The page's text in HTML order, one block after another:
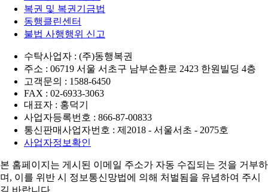
복권 및 복권기금법
동행클린센터
불법 사행행위 신고
수탁사업자 : (주)동행복권
주소 : 06719 서울 서초구 남부순환로 2423 한원빌딩 4층
고객문의 : 1588-6450
FAX : 02-6933-3063
대표자 : 홍덕기
사업자등록번호 : 866-87-00833
통신판매사업자번호 : 제2018 - 서울서초 - 2075호
사업자정보확인
본 홈페이지는 게시된 이메일 주소가 자동 수집되는 것을 거부하
며, 이를 위반 시 정보통신망법에 의해 처벌됨을 유념하여 주시